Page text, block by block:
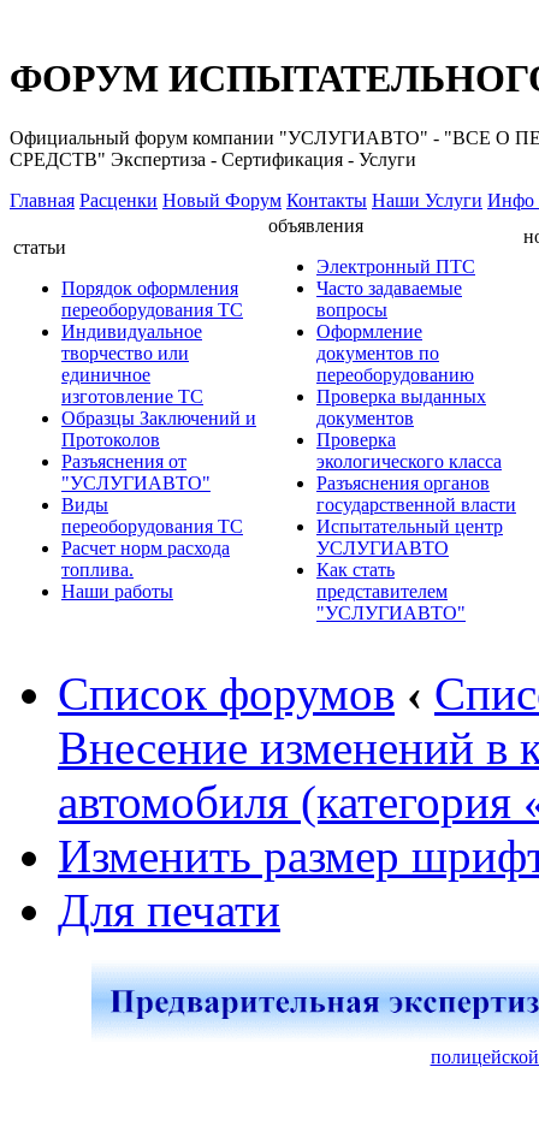
ФОРУМ
Официальный форум компании "УСЛУГИАВТО" -
СРЕДСТВ" Экспертиза - Сертификация - Услуги
Главная Расценки Новый Форум Контакты Наши Услуги Инфо
статьи
Порядок оформления
переоборудования ТС
Индивидуальное
творчество или
единичное
изготовление ТС
Образцы Заключений и
Протоколов
Разъяснения от
"УСЛУГИАВТО"
Виды
переоборудования ТС
Расчет норм расхода
топлива.
Наши работы
объявления
Электронный ПТС
Часто задаваемые
вопросы
Оформление
документов по
переоборудованию
Проверка выданных
документов
Проверка
экологического класса
Разъяснения органов
государственной власти
Испытательный центр
УСЛУГИАВТО
Как стать
представителем
"УСЛУГИАВТО"
Список форумов ‹
Внесение изменений в
автомобиля (категория
Изменить размер
Для печати